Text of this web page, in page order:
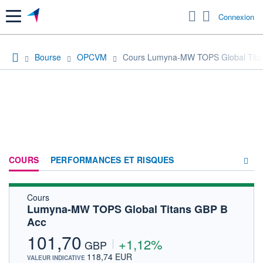
Menu Connexion
Bourse OPCVM Cours Lumyna-MW TOPS Global
COURS PERFORMANCES ET RISQUES
FORUM
Cours
Lumyna-MW TOPS Global Titans GBP B
Acc
101,70 GBP +1,12%
VALEUR INDICATIVE 118,74 EUR